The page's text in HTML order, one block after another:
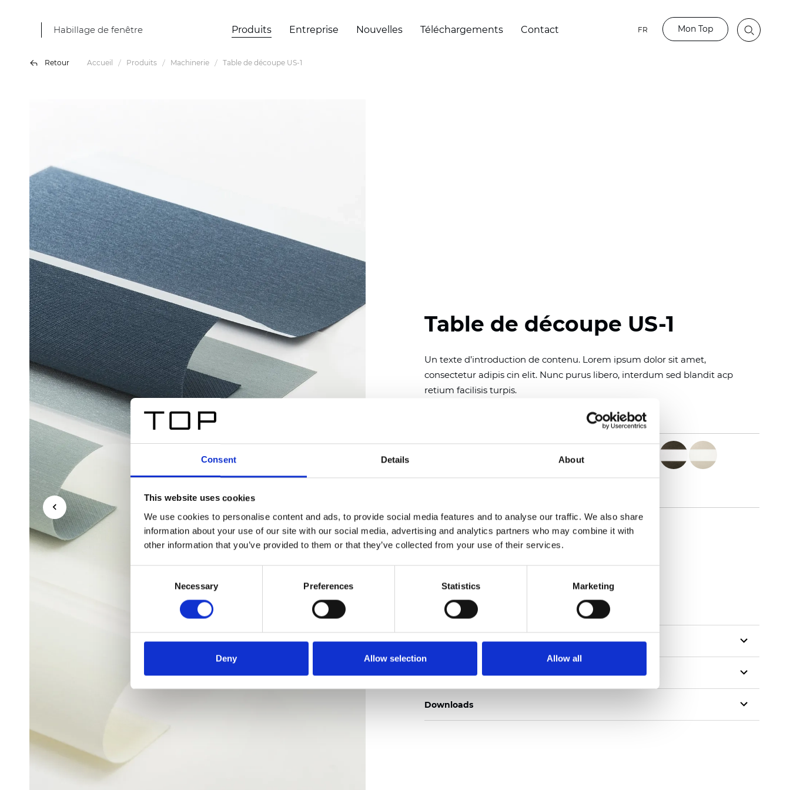
Consent Details About
This website uses cookies
We use cookies to personalise content and ads, to provide social media features and to analyse our traffic. We also share
information about your use of our site with our social media, advertising and analytics partners who may combine it with
other information that you’ve provided to them or that they’ve collected from your use of their services.
Necessary Preferences Statistics Marketing
Deny Allow selection Allow all
Habillage de fenêtre Produits Entreprise Nouvelles Téléchargements Contact FR Mon Top
Retour Accueil Produits Machinerie Table de découpe US-1
Table de découpe US-1
Un texte d’introduction de contenu. Lorem ipsum dolor sit amet,
consectetur adipis cin elit. Nunc purus libero, interdum sed blandit acp
retium facilisis turpis.
Description
Technical Data
Downloads